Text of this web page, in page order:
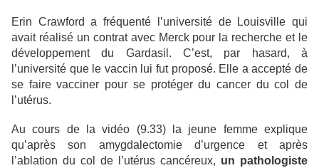
Erin Crawford a fréquenté l’université de Louisville qui
avait réalisé un contrat avec Merck pour la recherche et le
développement du Gardasil. C’est, par hasard, à
l’université que le vaccin lui fut proposé. Elle a accepté de
se faire vacciner pour se protéger du cancer du col de
l’utérus.
Au cours de la vidéo (9.33) la jeune femme explique
qu’après son amygdalectomie d’urgence et après
l’ablation du col de l’utérus cancéreux, un pathologiste